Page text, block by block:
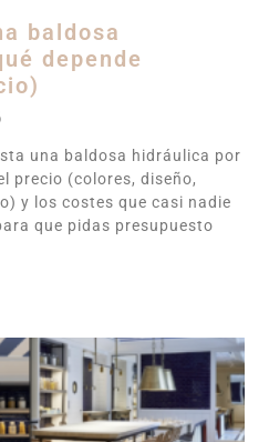
baldosa
depende
una baldosa hidráulica por
precio (colores, diseño,
y los costes que casi nadie
que pidas presupuesto